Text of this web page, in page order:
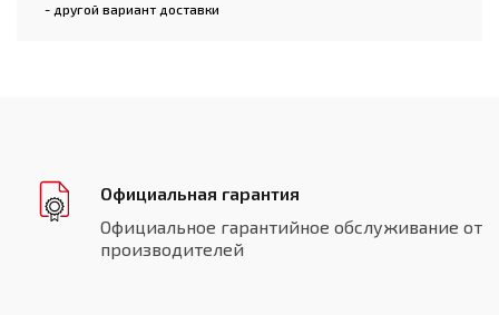
- другой вариант доставки
Официальная гарантия
Официальное гарантийное обслуживание от
производителей